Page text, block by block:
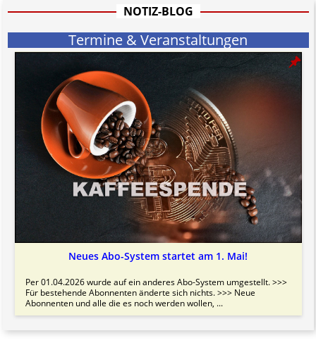
Bitte beachten Sie in dem Zusammenhang auch unsereAGB.
NOTIZ-BLOG
Termine & Veranstaltungen
Neues Abo-System startet am 1. Mai!
Per 01.04.2026 wurde auf ein anderes Abo-System umgestellt. >>>
Für bestehende Abonnenten änderte sich nichts. >>> Neue
Abonnenten und alle die es noch werden wollen, ...